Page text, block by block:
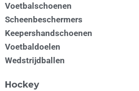
Voetbalschoenen
Scheenbeschermers
Keepershandschoenen
Voetbaldoelen
Wedstrijdballen
Hockey